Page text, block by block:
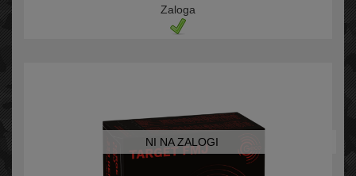
Zaloga
NI NA ZALOGI